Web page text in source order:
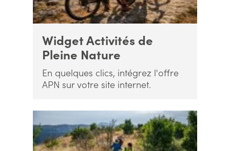
Widget Activités de
Pleine Nature
En quelques clics, intégrez l'offre
APN sur votre site internet.